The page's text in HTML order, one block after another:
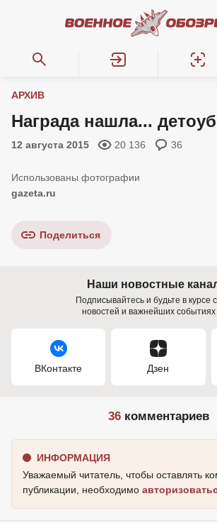
АРХИВ
Награда нашла...
12 августа 2015 20 136 36
gazeta.ru
Поделиться
Наши новостные
Подписывайтесь и будьте в курсе
новостей и важнейших
ВКонтакте Дзен
36комментариев
ИНФОРМАЦИЯ
Уважаемый читатель, чтобы оставлять
публикации, необходимо